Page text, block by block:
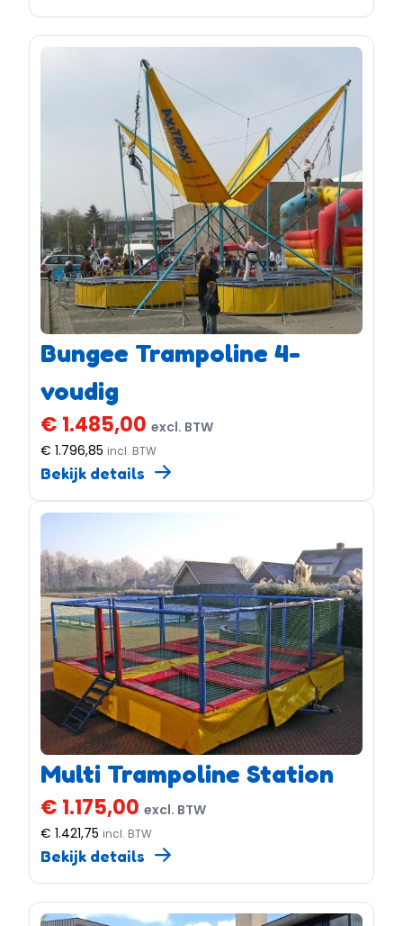
Bungee Trampoline 4-
voudig
€ 1.485,00 excl. BTW
€ 1.796,85 incl. BTW
Bekijk details
Multi Trampoline Station
€ 1.175,00 excl. BTW
€ 1.421,75 incl. BTW
Bekijk details